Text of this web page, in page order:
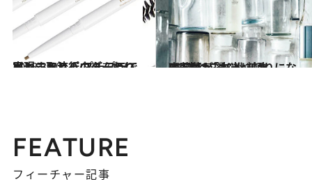
2018.3.30
ペンシルとパウダーのいいとこ取り！ プチプラで実現する流行のふんわり眉
ビューティ＆ヘルス 2017.3.7
齋藤薫が選ぶ化粧水BEST12「本当に頼りになる1本はこれ！」
ビューティ＆ヘルス
FEATURE
フィーチャー記事